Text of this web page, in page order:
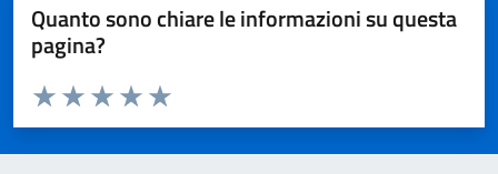
Quanto sono chiare le informazioni su questa
pagina?
Domanda
Valuta da 1 a 5 stelle la pagina
Valuta 5 stelle su 5
Valuta 4 stelle su 5
Valuta 3 stelle su 5
Valuta 2 stelle su 5
Valuta 1 stelle su 5